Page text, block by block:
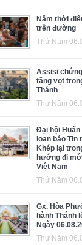
Năm thời
trên đường
Thứ Năm
Assisi
tăng vọt
Thánh
Thứ Năm
Đại hội Huấn
loan báo Tin
Khép lại
hướng đi
Việt Nam
Thứ Năm
Gx. Hòa
hành Thánh
Ngày
Thứ Năm